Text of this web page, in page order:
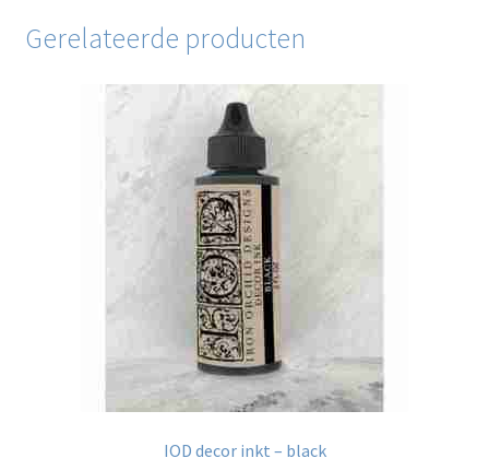
Gerelateerde producten
IOD decor inkt – black